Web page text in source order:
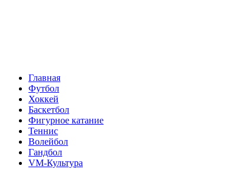
Главная
Футбол
Хоккей
Баскетбол
Фигурное катание
Теннис
Волейбол
Гандбол
VM-Культура